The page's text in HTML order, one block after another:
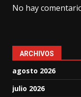
No hay
ARCHIVOS
agosto 2026
julio 2026